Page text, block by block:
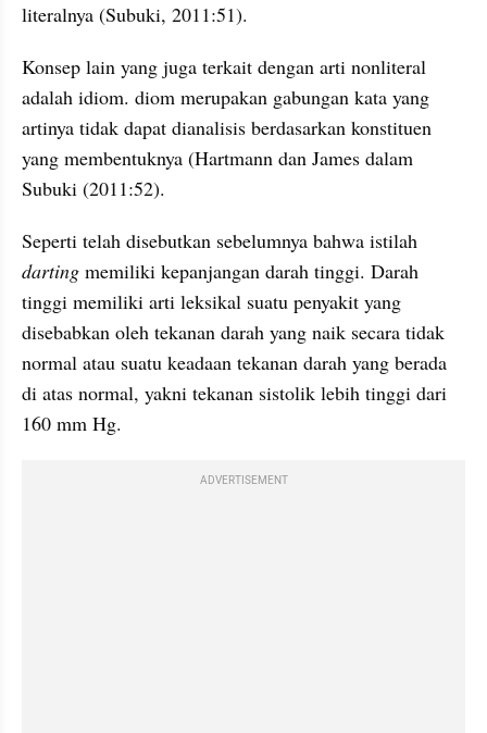
literalnya (Subuki, 2011:51).
Konsep lain yang juga terkait dengan arti nonliteral
adalah idiom. diom merupakan gabungan kata yang
artinya tidak dapat dianalisis berdasarkan konstituen
yang membentuknya (Hartmann
Subuki (2011:52).
darting memiliki kepanjangan darah tinggi. Darah
tinggi memiliki arti leksikal suatu penyakit yang
disebabkan oleh tekanan darah yang naik secara tidak
normal atau suatu keadaan tekanan darah yang berada
di atas normal, yakni tekanan sistolik lebih tinggi dari
160 mm Hg.
ADVERTISEMENT